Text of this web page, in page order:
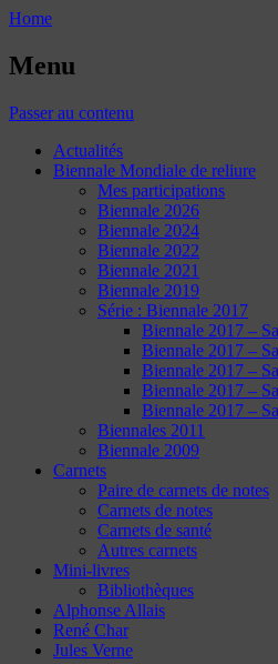
Home
Menu
Passer au contenu
Actualités
Biennale Mondiale de reliure
Mes participations
Biennale 2026
Biennale 2024
Biennale 2022
Biennale 2021
Biennale 2019
Série : Biennale 2017
Biennale 2017 –
Biennale 2017 –
Biennale 2017 –
Biennale 2017 –
Biennale 2017 –
Biennales 2011
Biennale 2009
Carnets
Paire de carnets de notes
Carnets de notes
Carnets de santé
Autres carnets
Mini-livres
Bibliothèques
Alphonse Allais
René Char
Jules Verne